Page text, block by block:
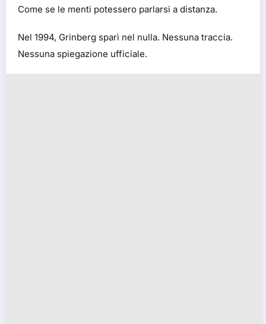
Come se le menti potessero parlarsi a distanza.
Nel 1994, Grinberg sparì nel nulla. Nessuna traccia.
Nessuna spiegazione ufficiale.